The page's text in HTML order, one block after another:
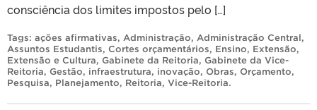
consciência dos limites impostos pelo […]
Tags: ações afirmativas, Administração, Administração Central,
Assuntos Estudantis, Cortes orçamentários, Ensino, Extensão,
Extensão e Cultura, Gabinete da Reitoria, Gabinete da Vice-
Reitoria, Gestão, infraestrutura, inovação, Obras, Orçamento,
Pesquisa, Planejamento, Reitoria, Vice-Reitoria.